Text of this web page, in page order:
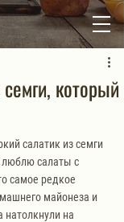
который
салатик из семги
салаты с
самое редкое
майонеза и
на